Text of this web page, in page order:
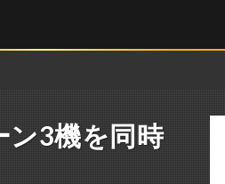
ン3機を同時